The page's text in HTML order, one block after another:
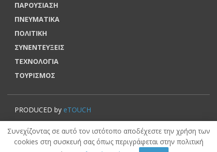
ΠΑΡΟΥΣΙΑΣΗ
ΠΝΕΥΜΑΤΙΚΑ
ΠΟΛΙΤΙΚΗ
ΣΥΝΕΝΤΕΥΞΕΙΣ
ΤΕΧΝΟΛΟΓΙΑ
ΤΟΥΡΙΣΜΟΣ
PRODUCED by eTOUCH
© VOUCHERERGASIA.GR, 2022 | All rights reserved.
Συνεχίζοντας σε αυτό τον ιστότοπο αποδέχεστε την χρήση των
cookies στη συσκευή σας όπως περιγράφεται στην πολιτική